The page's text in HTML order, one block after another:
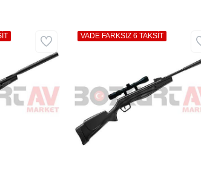
VADE FARKSIZ 6 TAKSİT